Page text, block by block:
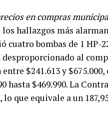
en compras
los hallazgos más
cuatro bombas de 1 HP-
al
$241.613 y
hasta $469.990. La
lo que equivale a un